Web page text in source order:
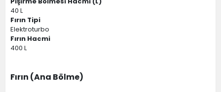
40 L
Fırın Tipi
Elektroturbo
Fırın Hacmi
400 L
Fırın (Ana Bölme)